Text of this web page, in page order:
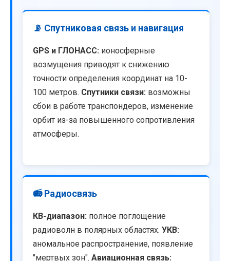
📡 Спутниковая связь и навигация
GPS и ГЛОНАСС: ионосферные
возмущения приводят к снижению
точности определения координат на 10-
100 метров. Спутники связи: возможны
сбои в работе транспондеров, изменение
орбит из-за повышенного сопротивления
атмосферы.
📻 Радиосвязь
КВ-диапазон: полное поглощение
радиоволн в полярных областях. УКВ:
аномальное распространение, появление
"мертвых зон". Авиационная связь: